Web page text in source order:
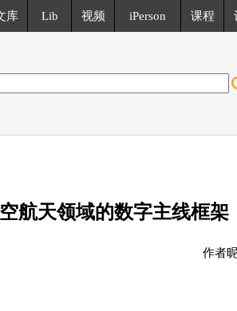
库 Lib 视频 iPerson 课程
航天领域的数字主线框
作者